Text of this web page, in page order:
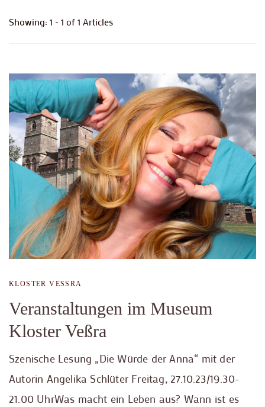
Showing: 1 - 1 of 1 Articles
KLOSTER VESSRA
Veranstaltungen im Museum
Kloster Veßra
Szenische Lesung „Die Würde der Anna“ mit der
Autorin Angelika Schlüter Freitag, 27.10.23/19.30-
21.00 UhrWas macht ein Leben aus? Wann ist es